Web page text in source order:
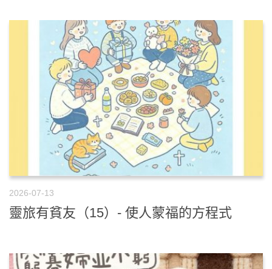
2026-07-13
靈旅有貧友（15）- 使人蒙福的方程式